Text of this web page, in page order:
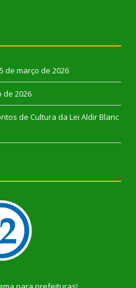
de março de 2026
de 2026
de Cultura da Lei Aldir Blanc